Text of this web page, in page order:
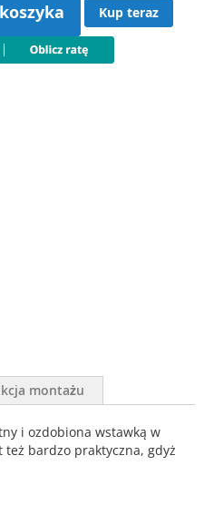
Kup teraz
i ozdobiona wstawką w
bardzo praktyczna, gdyż
montażu